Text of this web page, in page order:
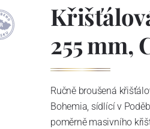
255 mm,
Ručně broušená
Bohemia, sídlící v
poměrně masivního